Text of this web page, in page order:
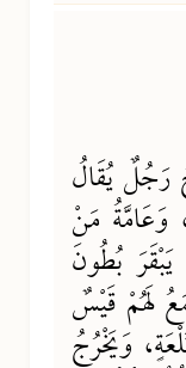
رَجُلٌ يُقَالُ
وَعَامَّةُ مَنْ
بُطُونَ
لَهُمْ قَيْسٌ
وَيَخْرُجُ